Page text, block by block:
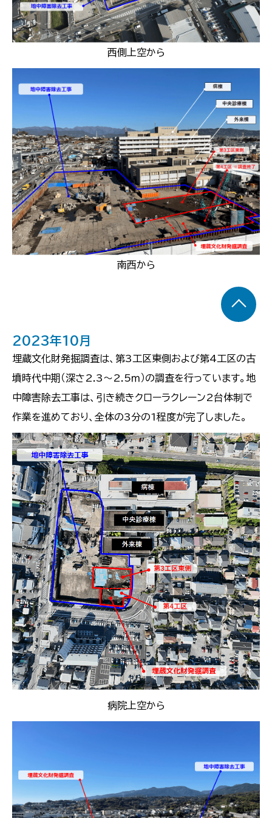
西側上空から
南西から
2023年10月
埋蔵文化財発掘調査は、第3工区東側および第4工区の古
墳時代中期（深さ2.3～2.5ｍ）の調査を行っています。地
中障害除去工事は、引き続きクローラクレーン2台体制で
作業を進めており、全体の3分の1程度が完了しました。
病院上空から